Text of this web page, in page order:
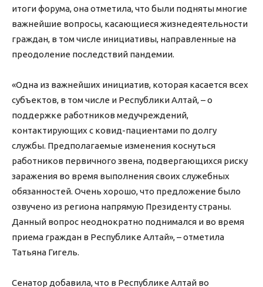
итоги форума, она отметила, что были подняты многие
важнейшие вопросы, касающиеся жизнедеятельности
граждан, в том числе инициативы, направленные на
преодоление последствий пандемии.
«Одна из важнейших инициатив, которая касается всех
субъектов, в том числе и Республики Алтай, – о
поддержке работников медучреждений,
контактирующих с ковид-пациентами по долгу
службы. Предполагаемые изменения коснуться
работников первичного звена, подвергающихся риску
заражения во время выполнения своих служебных
обязанностей. Очень хорошо, что предложение было
озвучено из региона напрямую Президенту страны.
Данный вопрос неоднократно поднимался и во время
приема граждан в Республике Алтай», – отметила
Татьяна Гигель.
Сенатор добавила, что в Республике Алтай во